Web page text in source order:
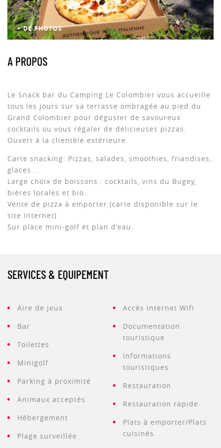
+ DE PHOTOS
A PROPOS
Le Snack bar du Camping Le Colombier vous accueille
tous les jours sur sa terrasse ombragée au pied du
Grand Colombier pour déguster de savoureux
cocktails ou vous régaler de délicieuses pizzas.
Ouvert à la clientèle extérieure.
Carte snacking: Pizzas, salades, smoothies, friandises,
glaces...
Large choix de boissons : cocktails, vins du Bugey,
bières locales et bio.
Vente de pizza à emporter (carte disponible sur le
site internet)
Sur place mini-golf et plan d'eau.
SERVICES & EQUIPEMENT
Aire de jeux
Bar
Toilettes
Minigolf
Parking à proximité
Animaux acceptés
Hébergement
Plage surveillée
Accès Internet Wifi
Documentation
touristique
Informations
touristiques
Restauration
Restauration rapide
Plats à emporter/Plats
cuisinés